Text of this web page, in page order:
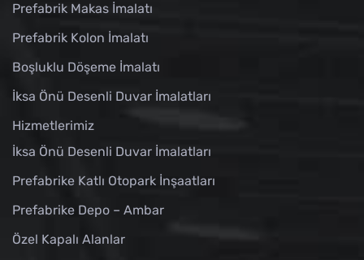
Prefabrik Makas İmalatı
Prefabrik Kolon İmalatı
Boşluklu Döşeme İmalatı
İksa Önü Desenli Duvar İmalatları
Hizmetlerimiz
İksa Önü Desenli Duvar İmalatları
Prefabrike Katlı Otopark İnşaatları
Prefabrike Depo – Ambar
Özel Kapalı Alanlar